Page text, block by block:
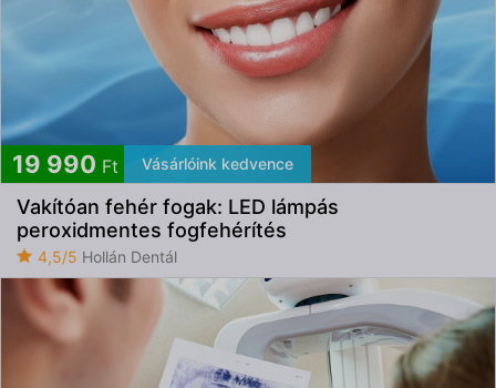
19 990 Ft Vásárlóink kedvence
Vakítóan fehér fogak: LED lámpás
peroxidmentes fogfehérítés
4,5/5 Hollán Dentál